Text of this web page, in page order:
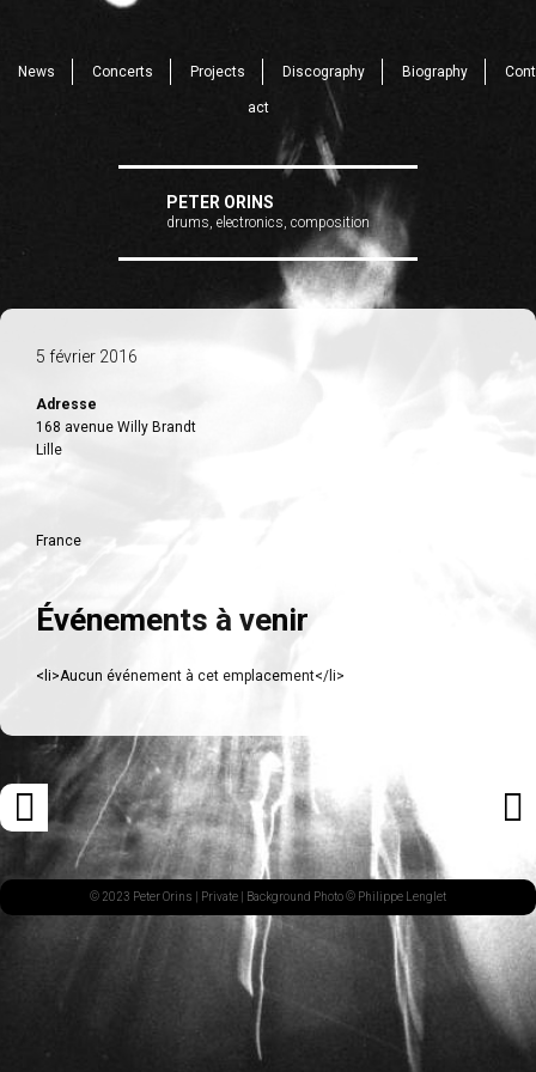
News Concerts Projects Discography Biography Cont
act
PETER ORINS
drums, electronics, composition
5 février 2016
Adresse
168 avenue Willy Brandt
Lille
France
Événements à venir
<li>Aucun événement à cet emplacement</li>
Navigation
des
articles
ARTICLE
PRÉCÉDENT© 2023 Peter Orins | Private | Background Photo © Philippe Lenglet